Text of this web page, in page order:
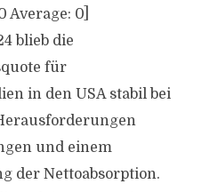
Average: 0]
blieb die
für
in den USA stabil bei
und einem
der Nettoabsorption.